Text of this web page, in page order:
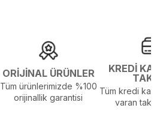
ORİJİNAL ÜRÜNLER
Tüm ürünlerimizde %100
orijinallik garantisi
KREDİ
Tüm kredi
varan